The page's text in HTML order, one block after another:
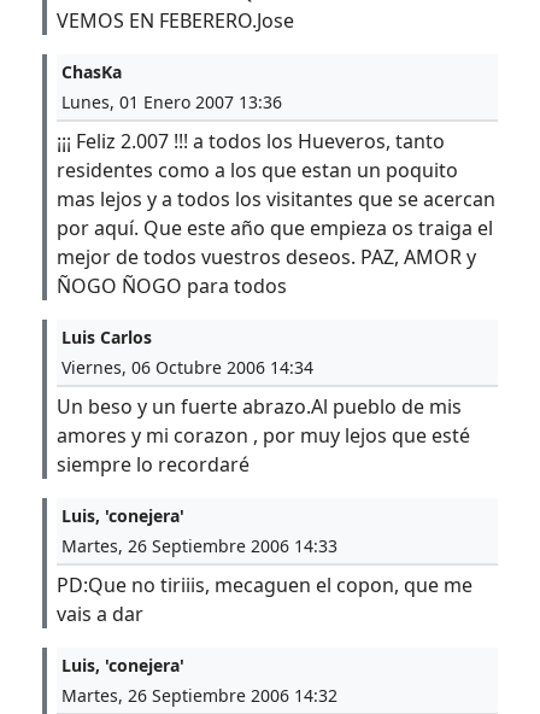
VEMOS EN FEBERERO.Jose
ChasKa
Lunes, 01 Enero 2007 13:36
¡¡¡ Feliz 2.007 !!! a todos los Hueveros, tanto
residentes como a los que estan un poquito
mas lejos y a todos los visitantes que se acercan
por aquí. Que este año que empieza os traiga el
mejor de todos vuestros deseos. PAZ, AMOR y
ÑOGO ÑOGO para todos
Luis Carlos
Viernes, 06 Octubre 2006 14:34
Un beso y un fuerte abrazo.Al pueblo de mis
amores y mi corazon , por muy lejos que esté
siempre lo recordaré
Luis, 'conejera'
Martes, 26 Septiembre 2006 14:33
PD:Que no tiriiis, mecaguen el copon, que me
vais a dar
Luis, 'conejera'
Martes, 26 Septiembre 2006 14:32